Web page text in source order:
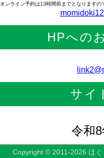
オンライン予約は13時間前までとなります
HPへの
サイ
令和8
Copyright © 2011-2026 ほ